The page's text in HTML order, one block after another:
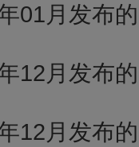
01月发布
12月发布
12月发布